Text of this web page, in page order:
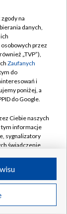
na
danych,
przez
„TVP”),
Zaufanych
do
i
poniżej, a
do Google.
Ciebie naszych
tym informacje
sygnalizatory
świadczenie
Ciebie
identyfikatory